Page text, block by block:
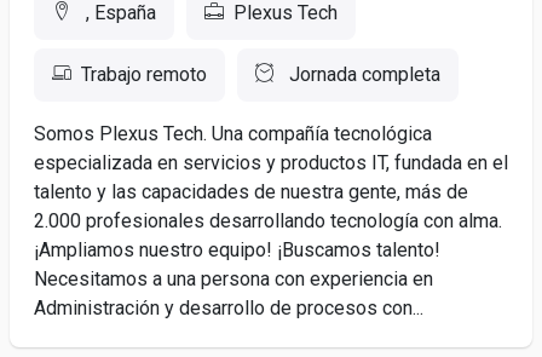
, España Plexus Tech
Trabajo remoto Jornada completa
Somos Plexus Tech. Una compañía tecnológica
especializada en servicios y productos IT, fundada en el
talento y las capacidades de nuestra gente, más de
2.000 profesionales desarrollando tecnología con alma.
¡Ampliamos nuestro equipo! ¡Buscamos talento!
Necesitamos a una persona con experiencia en
Administración y desarrollo de procesos con...